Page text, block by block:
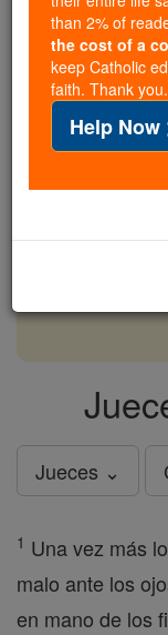
free, faithful
million
of noise and
souls with
If everyone
free for all. Be
Jueces ⌄
1 Una vez más
malo ante los
en mano de los
than 2% of
the cost of a
keep Catholic
faith. Thank you.
Help Now